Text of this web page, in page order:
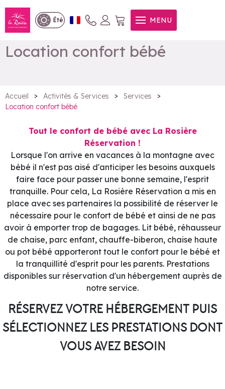
Été MENU
Location confort bébé
Accueil > Activités & Services > Services
>
Location confort bébé
Tout le confort de bébé avec La Rosière
Réservation !
Lorsque l'on arrive en vacances à la montagne avec
bébé il n'est pas aisé d'anticiper les besoins auxquels
faire face pour passer une bonne semaine, l'esprit
tranquille. Pour cela, La Rosière Réservation a mis en
place avec ses partenaires la possibilité de réserver le
nécessaire pour le confort de bébé et ainsi de ne pas
avoir à emporter trop de bagages. Lit bébé, réhausseur
de chaise, parc enfant, chauffe-biberon, chaise haute
ou pot bébé apporteront tout le confort pour le bébé et
la tranquillité d'esprit pour les parents. Prestations
disponibles sur réservation d'un hébergement auprès de
notre service.
RÉSERVEZ VOTRE HÉBERGEMENT PUIS
SÉLECTIONNEZ LES PRESTATIONS DONT
VOUS AVEZ BESOIN